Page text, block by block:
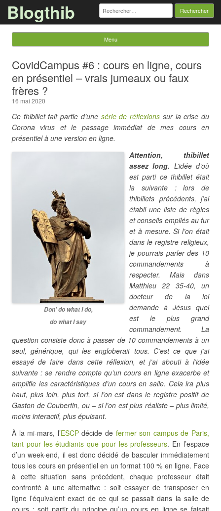
Blogthib Rechercher :
Menu
CovidCampus #6 : cours en ligne, cours
en présentiel – vrais jumeaux ou faux
frères ?
16 mai 2020
Ce thibillet fait partie d’une série de réflexions sur la crise du
Corona virus et le passage immédiat de mes cours en
présentiel à une version en ligne.
Don’ do what I do,
do what I say
Attention, thibillet
assez long. L’idée d’où
est parti ce thibillet était
la suivante : lors de
thibillets précédents, j’ai
établi une liste de règles
et conseils empilés au fur
et à mesure. Si l’on était
dans le registre religieux,
je pourrais parler des 10
commandements à
respecter. Mais dans
Matthieu 22 35-40, un
docteur de la loi
demande à Jésus quel
est le plus grand
commandement. La
question consiste donc à passer de 10 commandements à un
seul, générique, qui les engloberait tous. C’est ce que j’ai
essayé de faire dans cette réflexion, et j’ai abouti à l’idée
suivante : se rendre compte qu’un cours en ligne exacerbe et
amplifie les caractéristiques d’un cours en salle. Cela ira plus
haut, plus loin, plus fort, si l’on est dans le registre positif de
Gaston de Coubertin, ou – si l’on est plus réaliste – plus limité,
moins interactif, plus épuisant.
À la mi-mars, l’ESCPdécide de fermer son campus de Paris,
tant pour les étudiants que pour les professeurs. En l’espace
d’un week-end, il est donc décidé de basculer immédiatement
tous les cours en présentiel en un format 100 % en ligne. Face
à cette situation sans précédent, chaque professeur était
confronté à une alternative : soit essayer de transposer en
ligne l’équivalent exact de ce qui se passait dans la salle de
cours ; soit partir du principe qu’un cours en ligne se faisait